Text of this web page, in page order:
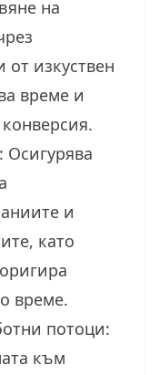
на
изкуствен
време и
Осигурява
и
като
време.
потоци:
към